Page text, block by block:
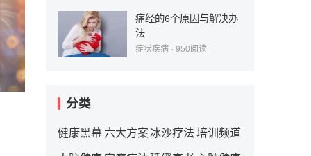
痛经的6个原因与解决办
法
症状疾病 · 950阅读
分类
健康黑幕 六大方案冰沙疗法 培训频道